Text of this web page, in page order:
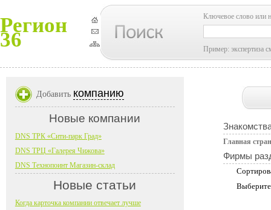
Регион
36
Ключевое слово или
Пример: экспертиза
Главная
Фирмы
Добавить компанию
Новые компании
DNS ТРК «Сити-парк Град»
DNS ТРЦ «Галерея Чижова»
DNS Технопоинт Магазин-склад
Новые статьи
Когда карточка компании отвечает лучше